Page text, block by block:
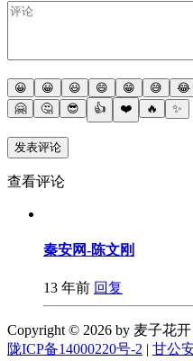
😀 😀 😃 😄 😁 😅 😂
🤗
🤔 😎 👍 ❤️ 🔥 ✨
查看评论
秦安网-陈文刚
13 年前 回复
Copyright © 2026 by 麦子花开
陇ICP备14000220号-2 | 甘公